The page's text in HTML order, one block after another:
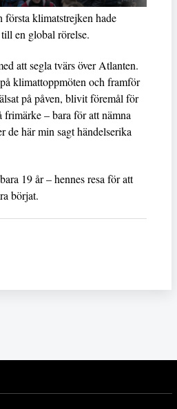
första klimatstrejken hade
en global rörelse.
att segla tvärs över Atlanten.
klimattoppmöten och framför
på påven, blivit föremål för
– bara för att nämna
de här min sagt händelserika
19 år – hennes resa för att
börjat.